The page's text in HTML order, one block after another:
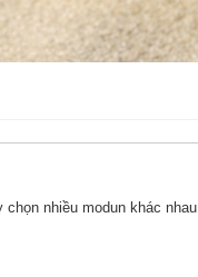
nhiều modun khác nhau